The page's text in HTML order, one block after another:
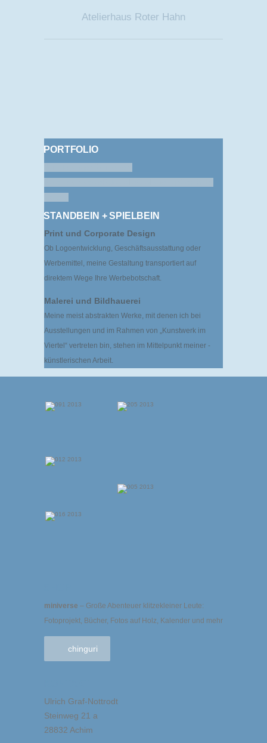
Atelierhaus Roter Hahn
PORTFOLIO
STANDBEIN + SPIELBEIN
Print und Corporate Design
Ob Logoentwicklung, Geschäftsausstattung oder
Werbemittel, meine Gestaltung transportiert auf
direktem Wege Ihre Werbebotschaft.
Malerei und Bildhauerei
Meine meist abstrakten Werke, mit denen ich bei
Ausstellungen und im Rahmen von „Kunstwerk im
Viertel“ ­vertreten bin, stehen im Mittelpunkt meiner ­
künstlerischen Arbeit.
miniverse – Große Abenteuer klitzekleiner Leute:
Fotoprojekt, Bücher, Fotos auf Holz, Kalender und mehr
chinguri
Ulrich Graf-Nottrodt
Steinweg 21 a
28832 Achim